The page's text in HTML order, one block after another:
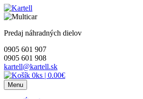
Skip
to
Predaj náhradných dielov
0905 601 907
0905 601 908
kartell@kartell.sk
0ks | 0.00€
Menu